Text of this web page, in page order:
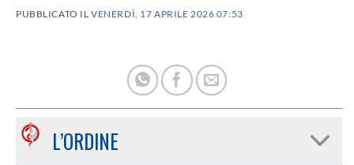
L’ORDINE
PUBBLICATO ILVENERDÌ, 17 APRILE 2026 07:53